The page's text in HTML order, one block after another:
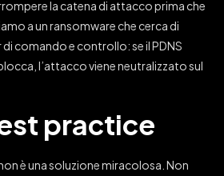
la catena di attacco prima che
a un ransomware che cerca di
comando e controllo: se il PDNS
l’attacco viene neutralizzato sul
practice
è una soluzione miracolosa. Non